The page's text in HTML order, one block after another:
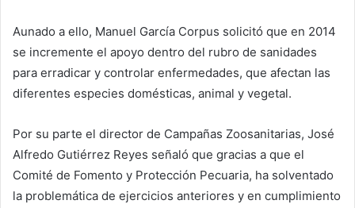
Aunado a ello, Manuel García Corpus solicitó que en 2014
se incremente el apoyo dentro del rubro de sanidades
para erradicar y controlar enfermedades, que afectan las
diferentes especies domésticas, animal y vegetal.
Por su parte el director de Campañas Zoosanitarias, José
Alfredo Gutiérrez Reyes señaló que gracias a que el
Comité de Fomento y Protección Pecuaria, ha solventado
la problemática de ejercicios anteriores y en cumplimiento